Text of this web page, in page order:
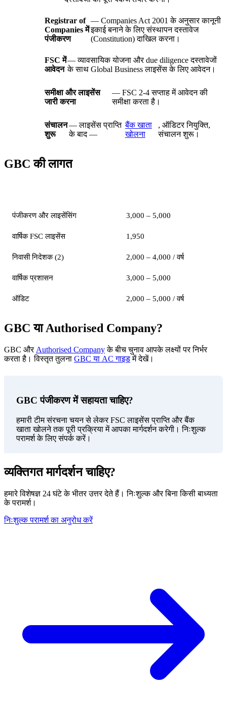
Registrar of
Companies में
पंजीकरण
— Companies Act 2001 के अनुसार कानूनी
इकाई बनाने के लिए संस्थापन दस्तावेज
(Constitution) दाखिल करना।
FSC में
आवेदन
— व्यावसायिक योजना और due diligence दस्तावेजों
के साथ Global Business लाइसेंस के लिए आवेदन।
समीक्षा और लाइसेंस
जारी करना
— FSC 2-4 सप्ताह में आवेदन की
समीक्षा करता है।
संचालन
शुरू
— लाइसेंस प्राप्ति
के बाद —
बैंक खाता
खोलना
, ऑडिटर नियुक्ति,
संचालन शुरू।
GBC की लागत
पंजीकरण और लाइसेंसिंग 3,000 – 5,000
वार्षिक FSC लाइसेंस 1,950
निवासी निदेशक (2) 2,000 – 4,000 / वर्ष
वार्षिक प्रशासन 3,000 – 5,000
ऑडिट 2,000 – 5,000 / वर्ष
GBC या Authorised Company?
GBC और Authorised Companyके बीच चुनाव आपके लक्ष्यों पर निर्भर
करता है। विस्तृत तुलना GBC या AC गाइडमें देखें।
GBC पंजीकरण में सहायता चाहिए?
हमारी टीम संरचना चयन से लेकर FSC लाइसेंस प्राप्ति और बैंक
खाता खोलने तक पूरी प्रक्रिया में आपका मार्गदर्शन करेगी। निःशुल्क
परामर्श के लिए संपर्क करें।
व्यक्तिगत मार्गदर्शन चाहिए?
हमारे विशेषज्ञ 24 घंटे के भीतर उत्तर देते हैं। निःशुल्क और बिना किसी बाध्यता
के परामर्श।
निःशुल्क परामर्श का अनुरोध करें